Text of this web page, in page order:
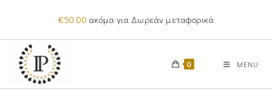
content
€50.00 ακόμα για Δωρεάν μεταφορικά
0 MENU